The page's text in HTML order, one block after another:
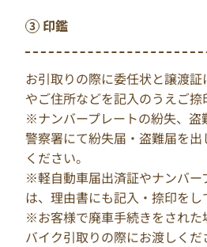
印鑑
お引取りの際に委任状と譲渡
やご住所などを記入のうえご捺
※ナンバープレートの紛失、盗
警察署にて紛失届・盗難届を
ください。
※軽自動車届出済証やナンバー
は、理由書にも記入・捺印をし
※お客様で廃車手続きをされた
バイク引取りの際にお渡しくだ